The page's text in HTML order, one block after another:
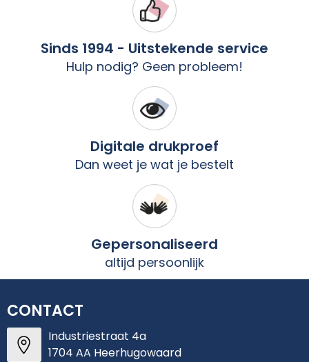
Sinds 1994 - Uitstekende service
Hulp nodig? Geen probleem!
Digitale drukproef
Dan weet je wat je bestelt
Gepersonaliseerd
altijd persoonlijk
CONTACT
Industriestraat 4a
1704 AA Heerhugowaard